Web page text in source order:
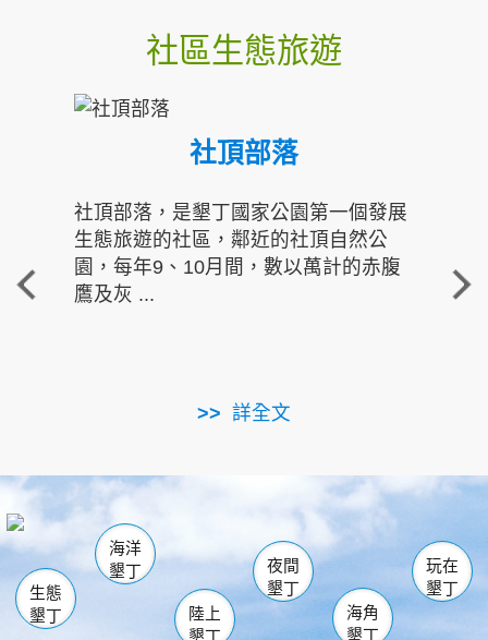
社區生態旅遊
社頂部落
社頂部落，是墾丁國家公園第一個發展
生態旅遊的社區，鄰近的社頂自然公
園，每年9、10月間，數以萬計的赤腹
鷹及灰 ...
詳全文
重
走進
南仁湖
海生館
恆春 佳樂水
龍鑾潭自然中心 森林遊樂區
瓊麻館
關山 墾管處遊客中心
社頂公園 風吹沙
船帆石
白砂 龍磐公園
香蕉灣
砂島
鵝鑾鼻
生態
墾丁
海洋
墾丁
陸上
墾丁
夜間
墾丁
海角
墾丁
玩在
墾丁